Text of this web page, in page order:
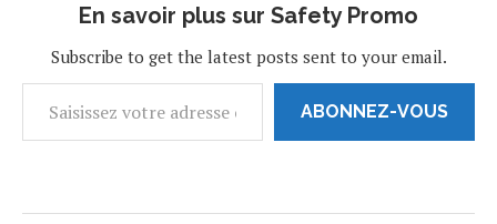
17e arrondissement un
cette Guadeloupéenne
morte en 1802, figure
méconnue…
En savoir plus sur Safety Promo
Subscribe to get the latest posts sent to your email.
ABONNEZ-VOUS